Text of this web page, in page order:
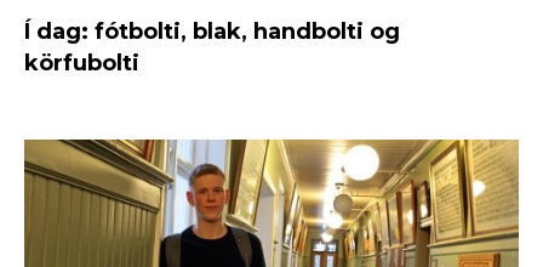
Í dag: fótbolti, blak, handbolti og
körfubolti